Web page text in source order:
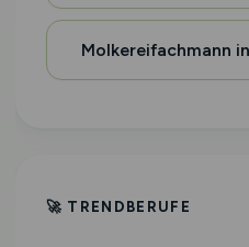
Molkereifachmann
🚀 TRENDBERUFE